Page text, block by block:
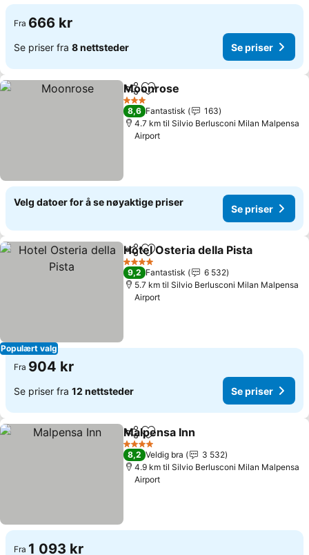
Fra 666 kr
Se priser fra 8 nettsteder Se priser
Del Legg til i favoritter
Moonrose
3 Stjerner
8,6 Fantastisk
163
4.7 km til Silvio Berlusconi Milan Malpensa
Airport
Velg datoer for å se nøyaktige priser
Se priser
Populært valg
Del Legg til i favoritter
Hotel Osteria della Pista
4 Stjerner
9,2 Fantastisk
6 532
5.7 km til Silvio Berlusconi Milan Malpensa
Airport
Fra 904 kr
Se priser fra 12 nettsteder Se priser
Del Legg til i favoritter
Malpensa Inn
4 Stjerner
8,2 Veldig bra
3 532
4.9 km til Silvio Berlusconi Milan Malpensa
Airport
Fra 1 093 kr